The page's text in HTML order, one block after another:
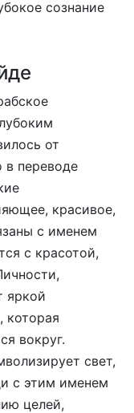
сознание
от
красивое,
с именем
с красотой,
яркой
которая
вокруг.
свет,
с этим именем
целей,